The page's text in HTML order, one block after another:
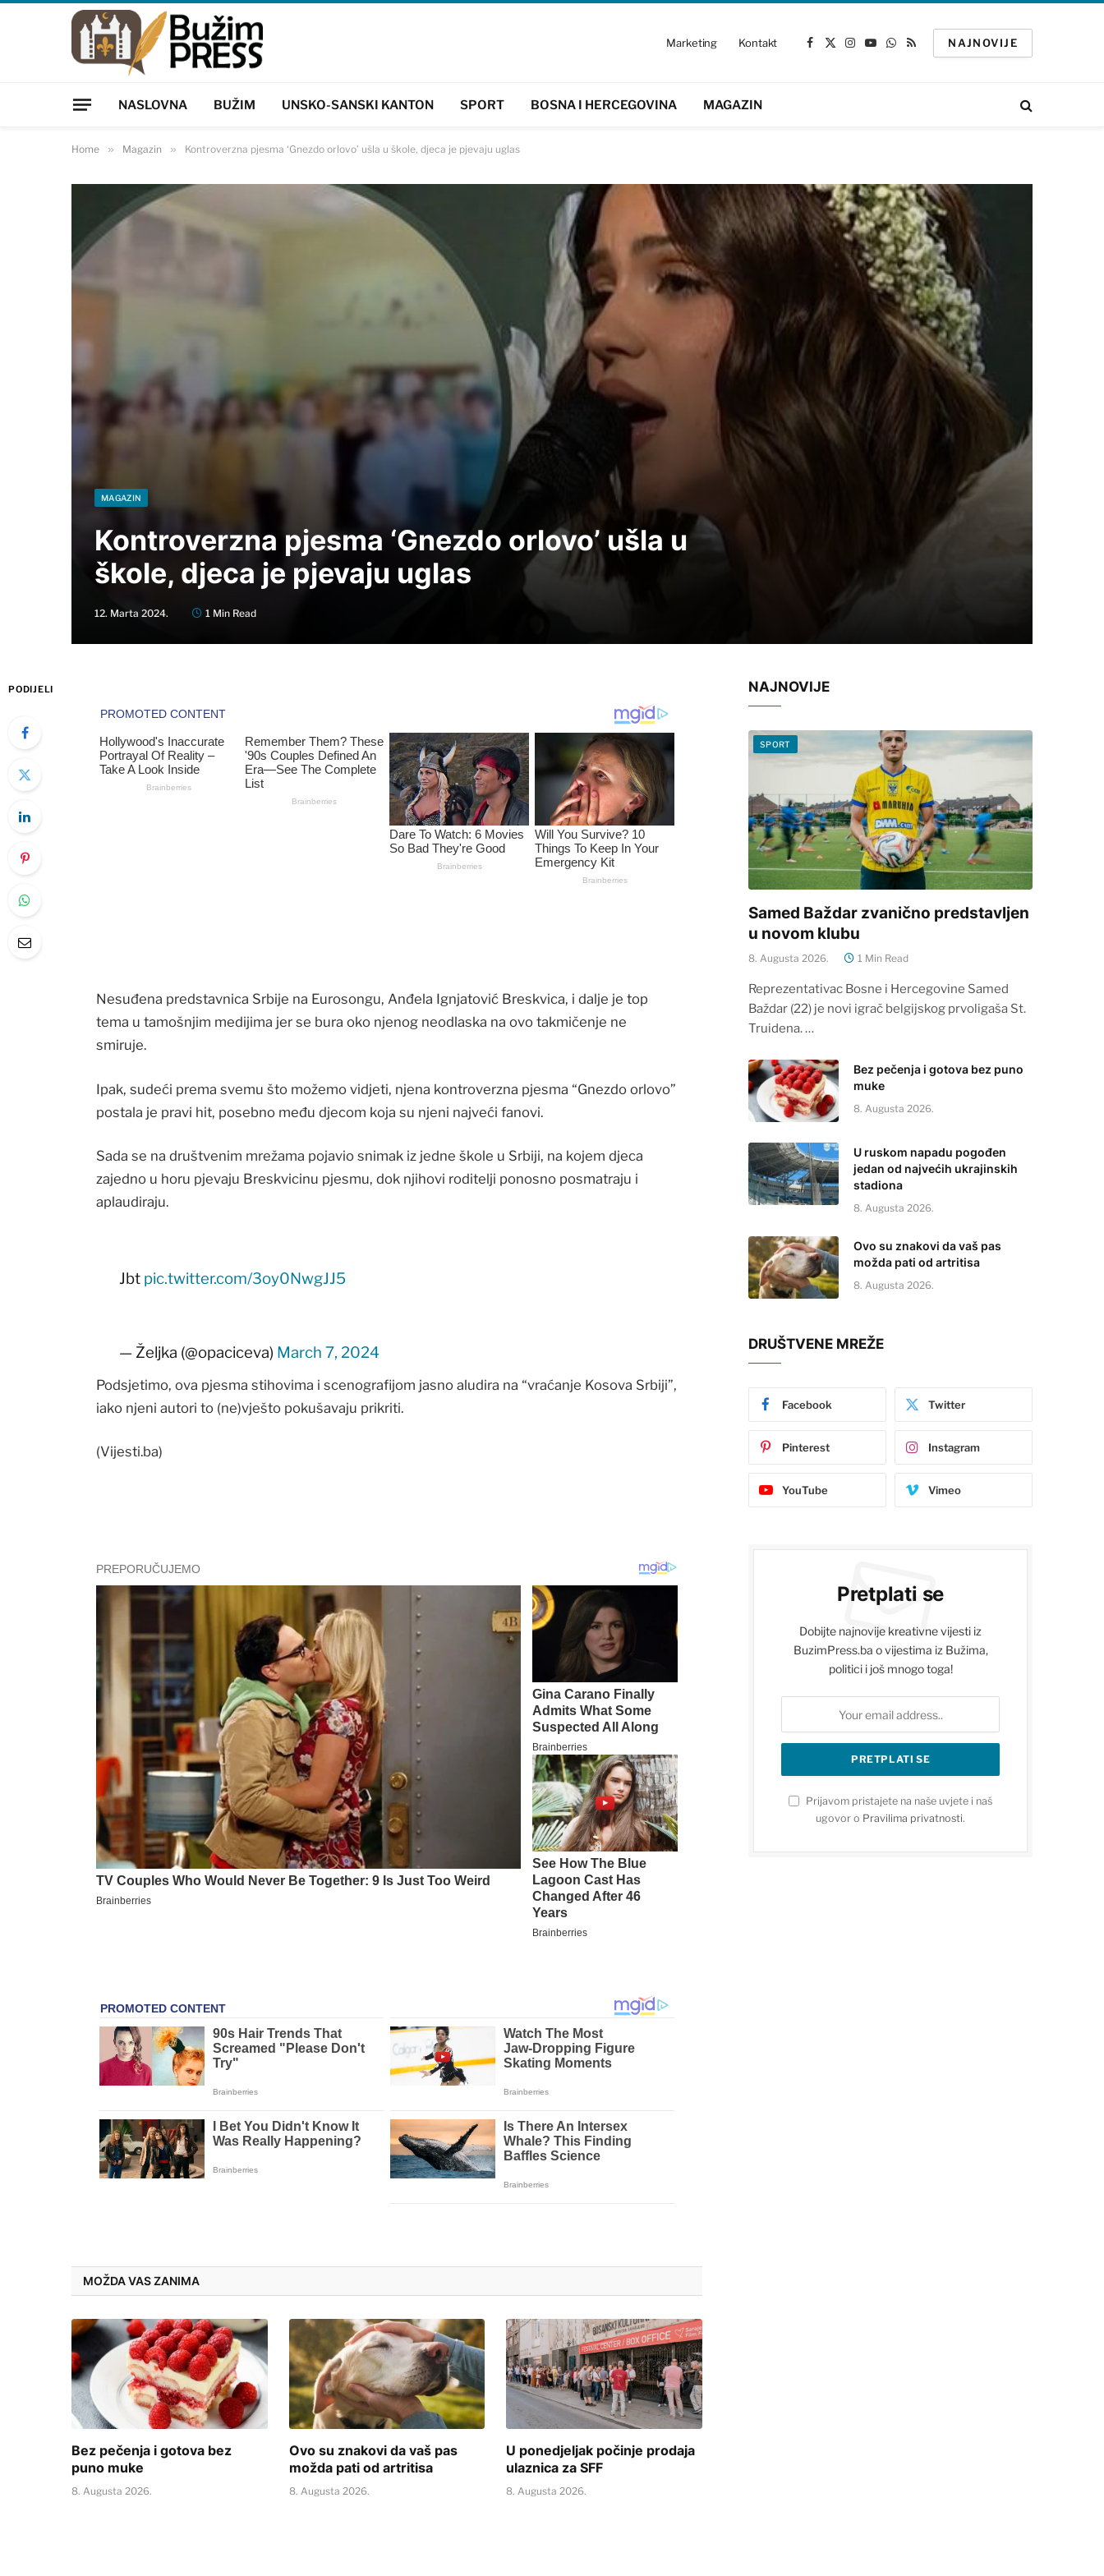
Marketing Kontakt
Facebook
X
Instagram
YouTube
WhatsApp
RSS
NAJNOVIJE
NASLOVNA BUŽIM UNSKO-SANSKI KANTON SPORT BOSNA I HERCEGOVINA MAGAZIN
Home » Magazin » Kontroverzna pjesma ‘Gnezdo orlovo’ ušla u škole, djeca je pjevaju uglas
MAGAZIN
Kontroverzna pjesma ‘Gnezdo orlovo’ ušla u
škole, djeca je pjevaju uglas
12. Marta 2024. 1 Min Read
PODIJELI
Nesuđena predstavnica Srbije na Eurosongu, Anđela Ignjatović Breskvica, i dalje je top
tema u tamošnjim medijima jer se bura oko njenog neodlaska na ovo takmičenje ne
smiruje.
Ipak, sudeći prema svemu što možemo vidjeti, njena kontroverzna pjesma “Gnezdo orlovo”
postala je pravi hit, posebno među djecom koja su njeni najveći fanovi.
Sada se na društvenim mrežama pojavio snimak iz jedne škole u Srbiji, na kojem djeca
zajedno u horu pjevaju Breskvicinu pjesmu, dok njihovi roditelji ponosno posmatraju i
aplaudiraju.
Jbt pic.twitter.com/3oy0NwgJJ5
— Željka (@opaciceva) March 7, 2024
Podsjetimo, ova pjesma stihovima i scenografijom jasno aludira na “vraćanje Kosova Srbiji”,
iako njeni autori to (ne)vješto pokušavaju prikriti.
(Vijesti.ba)
MOŽDA VAS ZANIMA
Bez pečenja i gotova bez
puno muke
8. Augusta 2026.
Ovo su znakovi da vaš pas
možda pati od artritisa
8. Augusta 2026.
U ponedjeljak počinje prodaja
ulaznica za SFF
8. Augusta 2026.
NAJNOVIJE
SPORT
Samed Baždar zvanično predstavljen
u novom klubu
8. Augusta 2026. 1 Min Read
Reprezentativac Bosne i Hercegovine Samed
Baždar (22) je novi igrač belgijskog prvoligaša St.
Truidena. …
Bez pečenja i gotova bez puno
muke
8. Augusta 2026.
U ruskom napadu pogođen
jedan od najvećih ukrajinskih
stadiona
8. Augusta 2026.
Ovo su znakovi da vaš pas
možda pati od artritisa
8. Augusta 2026.
DRUŠTVENE MREŽE
Facebook Twitter
Pinterest Instagram
YouTube Vimeo
Pretplati se
Dobijte najnovije kreativne vijesti iz
BuzimPress.ba o vijestima iz Bužima,
politici i još mnogo toga!
Prijavom pristajete na naše uvjete i naš
ugovor o Pravilima privatnosti.